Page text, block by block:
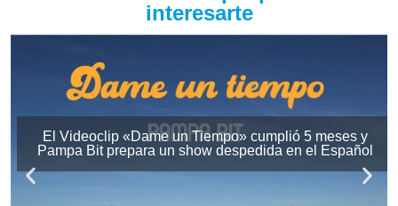
interesarte
El Videoclip «Dame un Tiempo» cumplió 5 meses y
Pampa Bit prepara un show despedida en el Español